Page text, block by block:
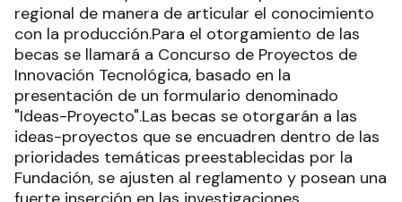
regional de manera de articular el conocimiento
con la producción.Para el otorgamiento de las
becas se llamará a Concurso de Proyectos de
Innovación Tecnológica, basado en la
presentación de un formulario denominado
"Ideas-Proyecto".Las becas se otorgarán a las
ideas-proyectos que se encuadren dentro de las
prioridades temáticas preestablecidas por la
Fundación, se ajusten al reglamento y posean una